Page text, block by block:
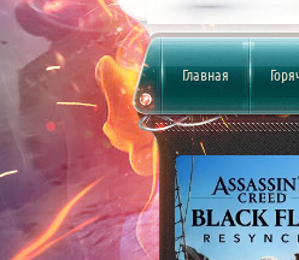
Главная